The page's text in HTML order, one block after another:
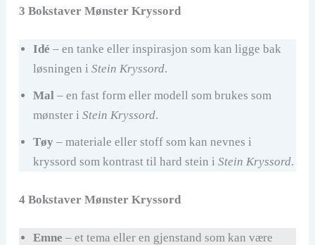
3 Bokstaver Mønster Kryssord
Idé – en tanke eller inspirasjon som kan ligge bak
løsningen i Stein Kryssord.
Mal– en fast form eller modell som brukes som
mønster i Stein Kryssord.
Tøy – materiale eller stoff som kan nevnes i
kryssord som kontrast til hard stein i Stein Kryssord.
4 Bokstaver Mønster Kryssord
Emne – et tema eller en gjenstand som kan være